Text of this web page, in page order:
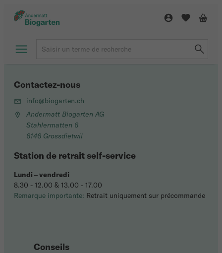
Conseils
Contactez-nous
info@biogarten.ch
Andermatt Biogarten AG
Stahlermatten 6
6146 Grossdietwil
Station de retrait self-service
Lundi –vendredi
8.30 - 12.00 & 13.00 - 17.00
Remarque importante: Retrait uniquement sur précommande